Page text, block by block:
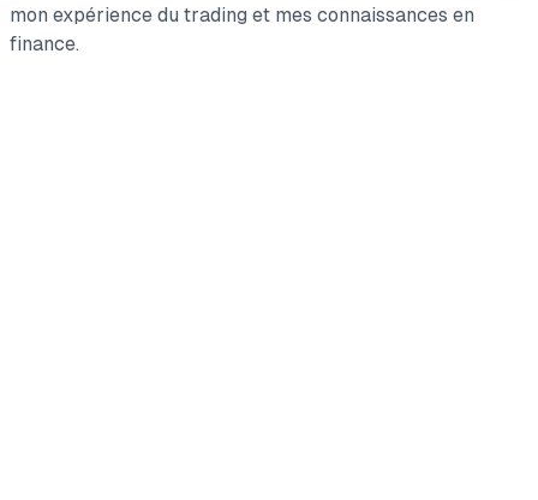
mon expérience du trading et mes connaissances en
finance.